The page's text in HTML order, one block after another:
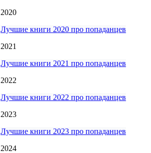
2020
Лучшие книги 2020 про попаданцев
2021
Лучшие книги 2021 про попаданцев
2022
Лучшие книги 2022 про попаданцев
2023
Лучшие книги 2023 про попаданцев
2024